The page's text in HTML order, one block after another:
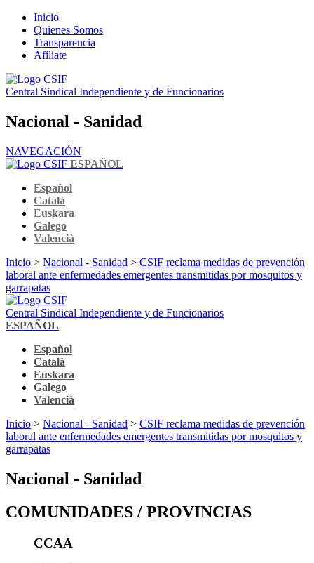
Inicio
Quienes Somos
Transparencia
Afíliate
Central Sindical Independiente y de Funcionarios
Nacional - Sanidad
NAVEGACIÓN
ESPAÑOL
Español
Català
Euskara
Galego
Valencià
Inicio > Nacional - Sanidad > CSIF reclama medidas de prevención
laboral ante enfermedades emergentes transmitidas por mosquitos y
garrapatas
Central Sindical Independiente y de Funcionarios
ESPAÑOL
Español
Català
Euskara
Galego
Valencià
Inicio > Nacional - Sanidad > CSIF reclama medidas de prevención
laboral ante enfermedades emergentes transmitidas por mosquitos y
garrapatas
Nacional - Sanidad
COMUNIDADES / PROVINCIAS
CCAA